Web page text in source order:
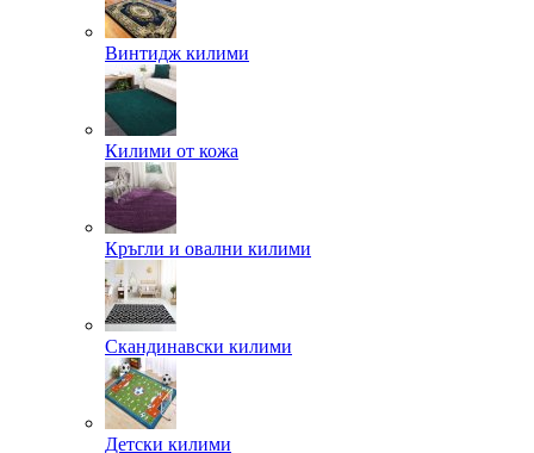
Винтидж килими
Килими от кожа
Кръгли и овални килими
Скандинавски килими
Детски килими